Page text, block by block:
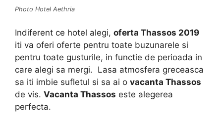
Photo Hotel Aethria
Indiferent ce hotel alegi, oferta Thassos 2019
iti va oferi oferte pentru toate buzunarele si
pentru toate gusturile, in functie de perioada in
care alegi sa mergi. Lasa atmosfera greceasca
sa iti imbie sufletul si sa ai o vacanta Thassos
de vis. Vacanta Thassos este alegerea
perfecta.